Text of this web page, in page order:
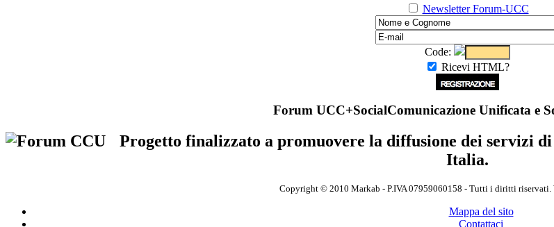
Newsletter Forum-UCC
Code:
Ricevi HTML?
Forum UCC+SocialComunicazione Unificata e
Progetto finalizzato a promuovere la diffusione dei servizi
Italia.
Copyright © 2010 Markab - P.IVA 07959060158 - Tutti i diritti riservati.
Mappa del sito
Contattaci